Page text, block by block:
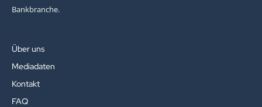
Bankbranche.
Über uns
Mediadaten
Kontakt
FAQ